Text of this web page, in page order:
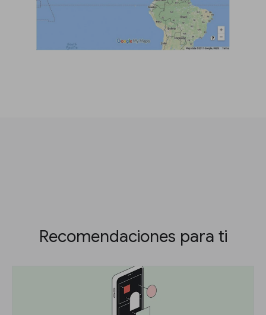
Recomendaciones para ti